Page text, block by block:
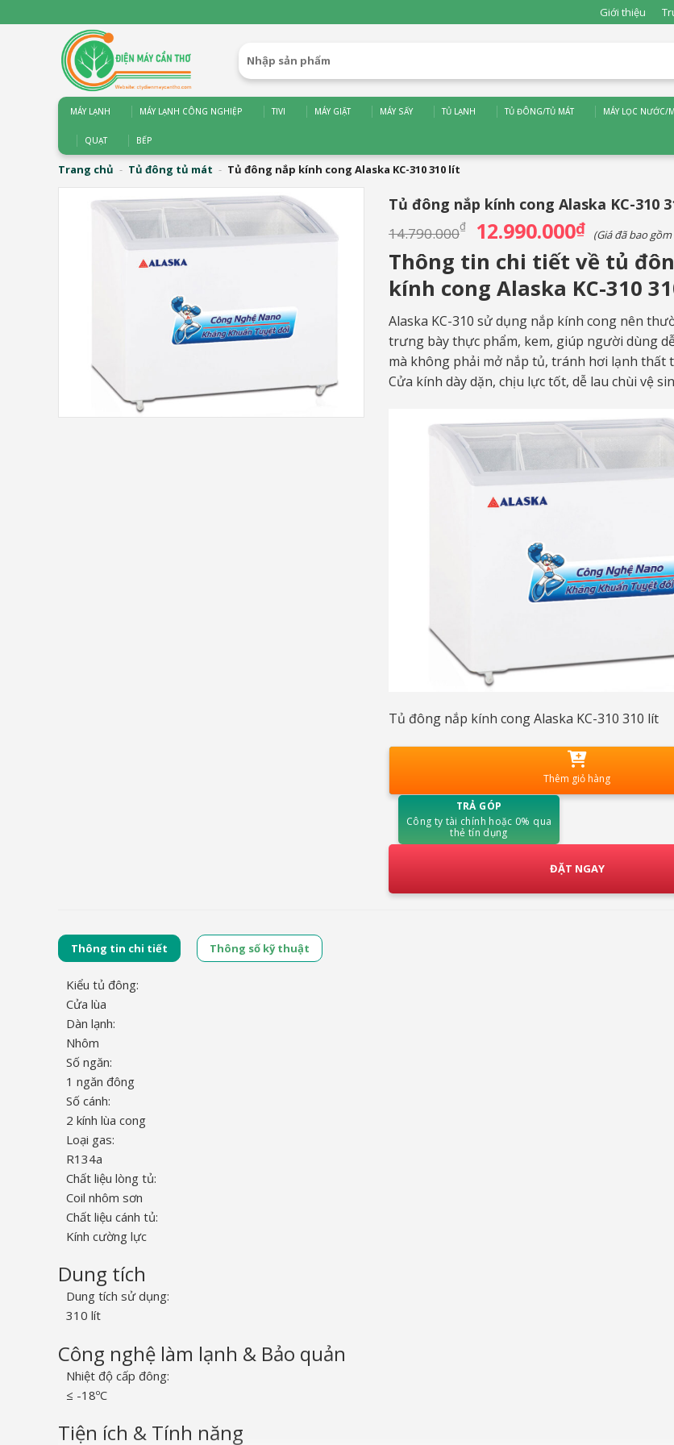
qua
Giới thiệu
Tìm
kiếm:
MÁY LẠNH MÁY LẠNH CÔNG NGHIỆP TIVI MÁY GIẶT MÁY SẤY TỦ LẠNH TỦ ĐÔNG/TỦ MÁT MÁY LỌC NƯỚC/
QUẠT BẾP
Trang chủ - Tủ đông tủ mát - Tủ đông nắp kính cong Alaska KC-310 310 lít
Tủ đông nắp kính cong Alaska KC-310
14.790.000₫ Giá
gốc
là:
14.790.000₫.
12.990.000₫Giá
hiện
tại
là:
12.990.000₫.
(Giá đã bao gồm
Thông tin chi tiết về tủ
kính cong Alaska KC-310
Alaska KC-310 sử dụng nắp kính cong nên
trưng bày thực phẩm, kem, giúp người dùng
mà không phải mở nắp tủ, tránh hơi lạnh thất
Cửa kính dày dặn, chịu lực tốt, dễ lau chùi vệ
Tủ đông nắp kính cong Alaska KC-310 310 lít
Thêm giỏ hàng
TRẢ GÓP
Công ty tài chính hoặc 0% qua
thẻ tín dụng
ĐẶT NGAY
Thông tin chi tiết Thông số kỹ thuật
Kiểu tủ đông:
Cửa lùa
Dàn lạnh:
Nhôm
Số ngăn:
1 ngăn đông
Số cánh:
2 kính lùa cong
Loại gas:
R134a
Chất liệu lòng tủ:
Coil nhôm sơn
Chất liệu cánh tủ:
Kính cường lực
Dung tích
Dung tích sử dụng:
310 lít
Công nghệ làm lạnh & Bảo quản
Nhiệt độ cấp đông:
≤ -18ºC
Tiện ích & Tính năng